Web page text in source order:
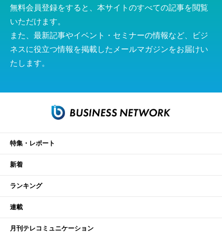
無料会員登録をすると、本サイトのすべての記事を閲覧
いただけます。
また、最新記事やイベント・セミナーの情報など、ビジ
ネスに役立つ情報を掲載したメールマガジンをお届けい
たします。
特集・レポート
新着
ランキング
連載
月刊テレコミュニケーション